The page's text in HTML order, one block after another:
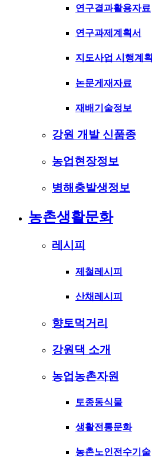
연구결과활용자료
연구과제계획서
지도사업 시행계획
논문게재자료
재배기술정보
강원 개발 신품종
농업현장정보
병해충발생정보
농촌생활문화
레시피
제철레시피
산채레시피
향토먹거리
강원댁 소개
농업농촌자원
토종동식물
생활전통문화
농촌노인전수기술